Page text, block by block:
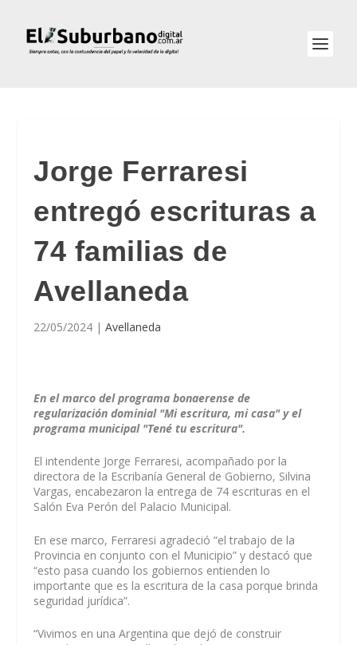
Jorge Ferraresi
entregó escrituras a
74 familias de
Avellaneda
22/05/2024 |Avellaneda
En el marco del programa bonaerense de
regularización dominial "Mi escritura, mi casa" y el
programa municipal "Tené tu escritura".
El intendente Jorge Ferraresi, acompañado por la
directora de la Escribanía General de Gobierno, Silvina
Vargas, encabezaron la entrega de 74 escrituras en el
Salón Eva Perón del Palacio Municipal.
En ese marco, Ferraresi agradeció “el trabajo de la
Provincia en conjunto con el Municipio” y destacó que
“esto pasa cuando los gobiernos entienden lo
importante que es la escritura de la casa porque brinda
seguridad jurídica”.
“Vivimos en una Argentina que dejó de construir